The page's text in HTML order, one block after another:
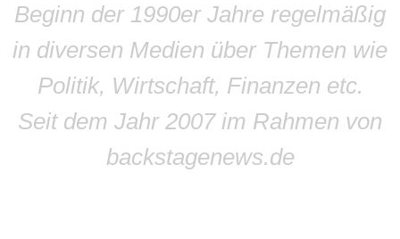
Beginn der 1990er Jahre regelmäßig
in diversen Medien über Themen wie
Politik, Wirtschaft, Finanzen etc.
Seit dem Jahr 2007 im Rahmen von
backstagenews.de